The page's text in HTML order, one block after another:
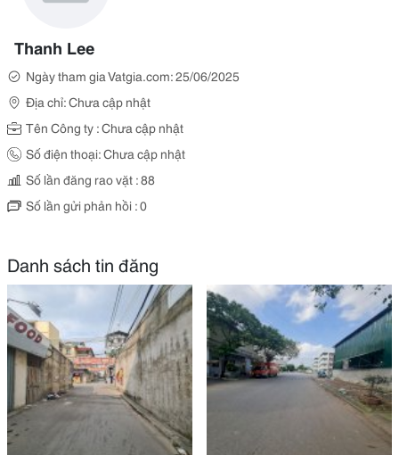
Thanh Lee
Ngày tham gia Vatgia.com: 25/06/2025
Địa chỉ: Chưa cập nhật
Tên Công ty : Chưa cập nhật
Số điện thoại: Chưa cập nhật
Số lần đăng rao vặt : 88
Số lần gửi phản hồi : 0
Danh sách tin đăng